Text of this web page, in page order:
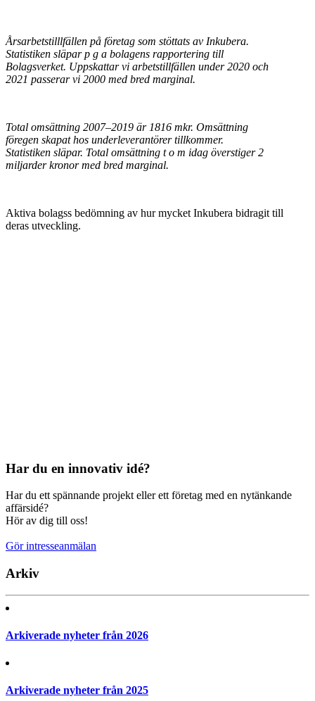
Årsarbetstilllfällen på företag som stöttats av Inkubera.
Statistiken släpar p g a bolagens rapportering till
Bolagsverket. Uppskattar vi arbetstillfällen under 2020 och
2021 passerar vi 2000 med bred marginal.
Total omsättning 2007–2019 är 1816 mkr. Omsättning
föregen skapat hos underleverantörer tillkommer.
Statistiken släpar. Total omsättning t o m idag överstiger 2
miljarder kronor med bred marginal.
Aktiva bolagss bedömning av hur mycket Inkubera bidragit till
deras utveckling.
Har du en innovativ idé?
Har du ett spännande projekt eller ett företag med en nytänkande
affärsidé?
Hör av dig till oss!
Gör intresseanmälan
Arkiv
Arkiverade nyheter från 2026
Arkiverade nyheter från 2025